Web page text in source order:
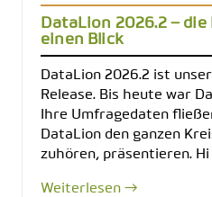
DataLion 2026.2 –
einen Blick
DataLion 2026.2 ist
Release. Bis heute war
Ihre Umfragedaten
DataLion den ganzen
zuhören, präsentieren. Hi
Weiterlesen →